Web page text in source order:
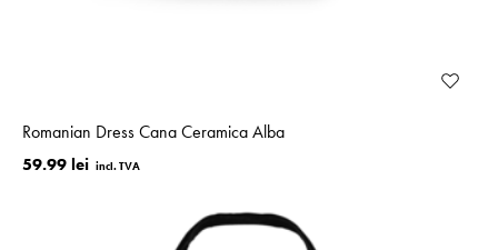
Romanian Dress Cana Ceramica Alba
59.99 lei